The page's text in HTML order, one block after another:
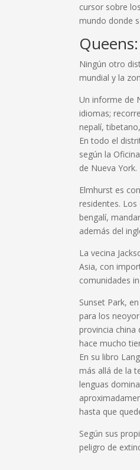
cursor sobre
mundo donde
Ningún otro
mundial y la
Un informe de
idiomas;
nepalí,
En todo el
según la
de Nueva York.
Elmhurst es
residentes.
bengalí,
además del
La vecina
Asia, con
comunidades
Sunset Park,
para los
provincia china
hace mucho
En su libro
más allá de la
lenguas
hasta que
Según sus
peligro de